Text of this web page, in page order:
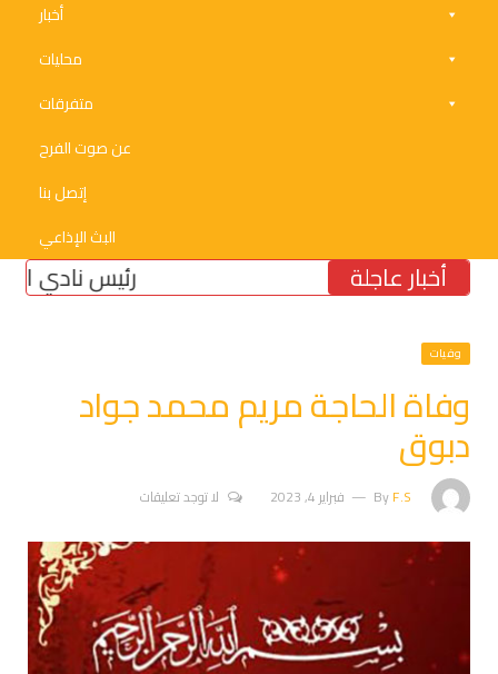
أخبار
محليات
متفرقات
عن صوت الفرح
إتصل بنا
البث الإذاعي
أخبار عاجلة رئيس نادي
وفيات
وفاة الحاجة مريم محمد جواد
دبوق
ByF.S فبراير 4, 2023 لا توجد تعليقات